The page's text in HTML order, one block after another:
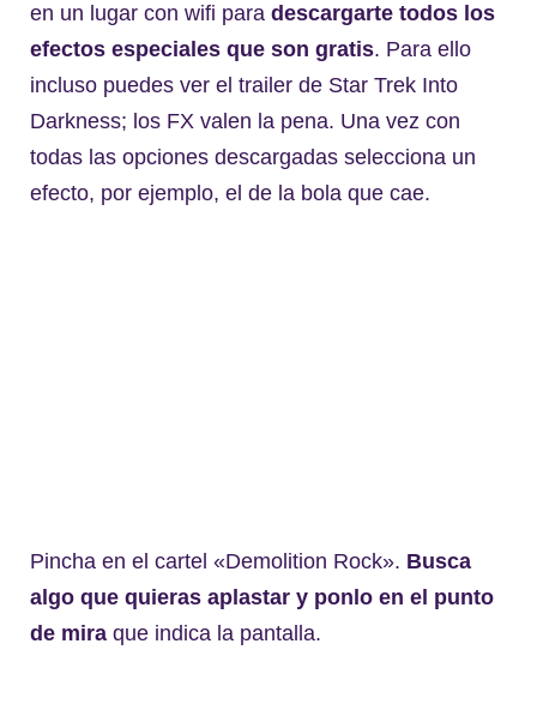
en un lugar con wifi para descargarte todos los
efectos especiales que son gratis. Para ello
incluso puedes ver el trailer de Star Trek Into
Darkness; los FX valen la pena. Una vez con
todas las opciones descargadas selecciona un
efecto, por ejemplo, el de la bola que cae.
Pincha en el cartel «Demolition Rock». Busca
algo que quieras aplastar y ponlo en el punto
de mira que indica la pantalla.